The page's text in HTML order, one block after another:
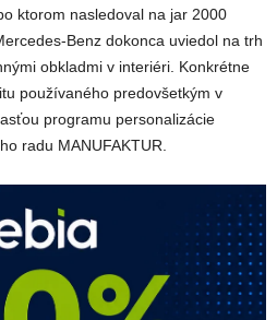
ktorom nasledoval na jar 2000
Benz dokonca uviedol na trh
obkladmi v interiéri. Konkrétne
používaného predovšetkým v
programu personalizácie
radu MANUFAKTUR.